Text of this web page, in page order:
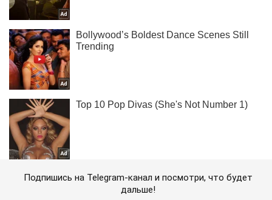
Подпишись на Telegram-канал и посмотри, что будет
дальше!